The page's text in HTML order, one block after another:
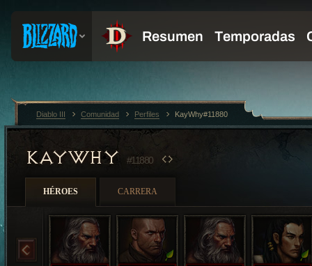
KAYWHY #11880
HÉROES CARRERA
Diablo III Comunidad Perfiles KayWhy#11880